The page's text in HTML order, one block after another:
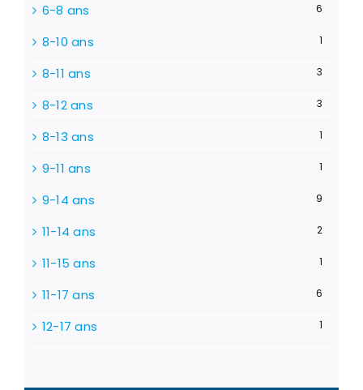
6-8 ans 6
8-10 ans 1
8-11 ans 3
8-12 ans 3
8-13 ans 1
9-11 ans 1
9-14 ans 9
11-14 ans 2
11-15 ans 1
11-17 ans 6
12-17 ans 1